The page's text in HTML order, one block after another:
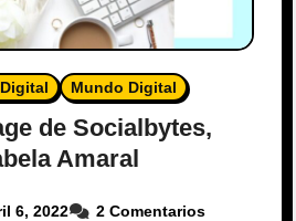
Mundo Digital
de Socialbytes,
Amaral
6, 2022 2 Comentarios